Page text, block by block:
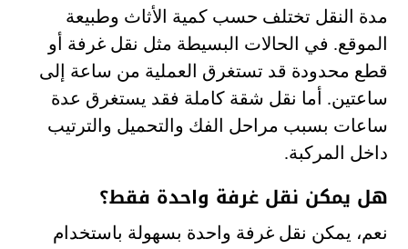
مدة النقل تختلف حسب كمية الأثاث وطبيعة
الموقع. في الحالات البسيطة مثل نقل غرفة أو
قطع محدودة قد تستغرق العملية من ساعة إلى
ساعتين. أما نقل شقة كاملة فقد يستغرق عدة
ساعات بسبب مراحل الفك والتحميل والترتيب
داخل المركبة.
هل يمكن نقل غرفة واحدة فقط؟
نعم، يمكن نقل غرفة واحدة بسهولة باستخدام